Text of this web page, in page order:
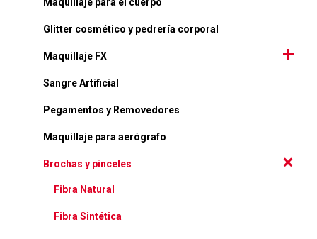
Glitter cosmético y pedrería corporal
Maquillaje FX
Sangre Artificial
Pegamentos y Removedores
Maquillaje para aerógrafo
Brochas y pinceles
Fibra Natural
Fibra Sintética